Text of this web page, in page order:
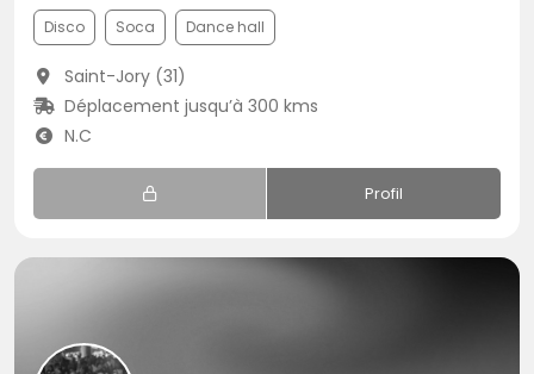
Disco Soca Dance hall
Saint-Jory (31)
Déplacement jusqu’à 300 kms
N.C
Profil